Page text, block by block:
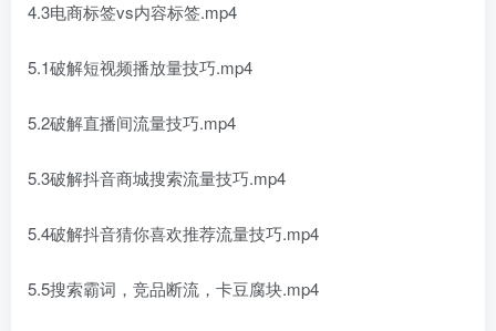
4.3电商标签vs内容标签.mp4
5.1破解短视频播放量技巧.mp4
5.2破解直播间流量技巧.mp4
5.3破解抖音商城搜索流量技巧.mp4
5.4破解抖音猜你喜欢推荐流量技巧.mp4
5.5搜索霸词，竞品断流，卡豆腐块.mp4